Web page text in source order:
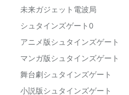
未来ガジェット電波局
シュタインズゲート0
アニメ版シュタインズゲート
マンガ版シュタインズゲート
舞台劇シュタインズゲート
小説版シュタインズゲート